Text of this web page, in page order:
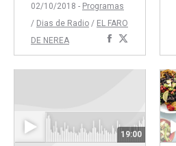
02/10/2018 - Programas
/ Dias de Radio / EL FARO
DE NEREA
Compartir
con
Facebook
con
Twitter
19:00